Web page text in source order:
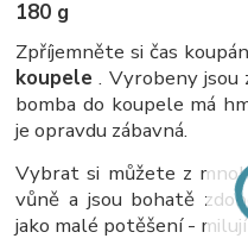
180 g
Zpříjemněte si čas
koupele . Vyrobeny jsou
bomba do koupele má
je opravdu zábavná.
Vybrat si můžete z
vůně a jsou bohatě
jako malé potěšení -